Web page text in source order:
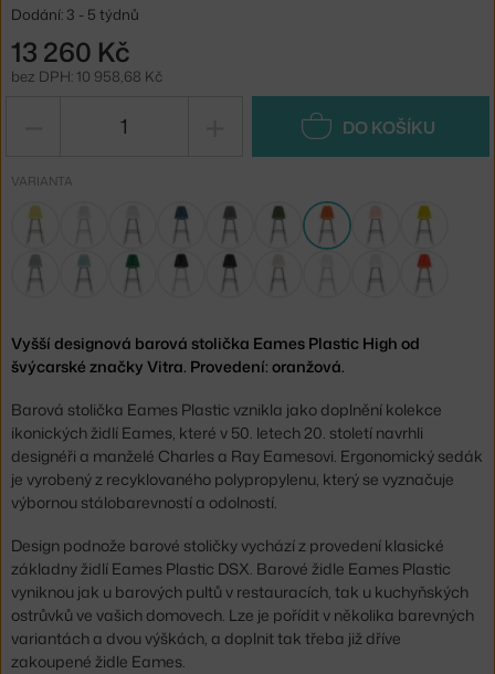
Dodání: 3 - 5 týdnů
13 260 Kč
bez DPH: 10 958,68 Kč
DO KOŠÍKU
VARIANTA
Vyšší designová barová stolička Eames Plastic High od
švýcarské značky Vitra. Provedení: oranžová.
Barová stolička Eames Plastic vznikla jako doplnění kolekce
ikonických židlí Eames, které v 50. letech 20. století navrhli
designéři a manželé Charles a Ray Eamesovi. Ergonomický sedák
je vyrobený z recyklovaného polypropylenu, který se vyznačuje
výbornou stálobarevností a odolností.
Design podnože barové stoličky vychází z provedení klasické
základny židlí Eames Plastic DSX. Barové židle Eames Plastic
vyniknou jak u barových pultů v restauracích, tak u kuchyňských
ostrůvků ve vašich domovech. Lze je pořídit v několika barevných
variantách a dvou výškách, a doplnit tak třeba již dříve
zakoupené židle Eames.